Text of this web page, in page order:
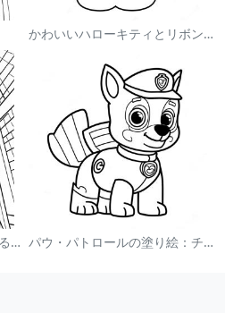
かわいいハローキティとリボンの塗り絵
スパイダーマンが街を飛び回る塗り絵 パウ・パトロールの塗り絵：チェイス